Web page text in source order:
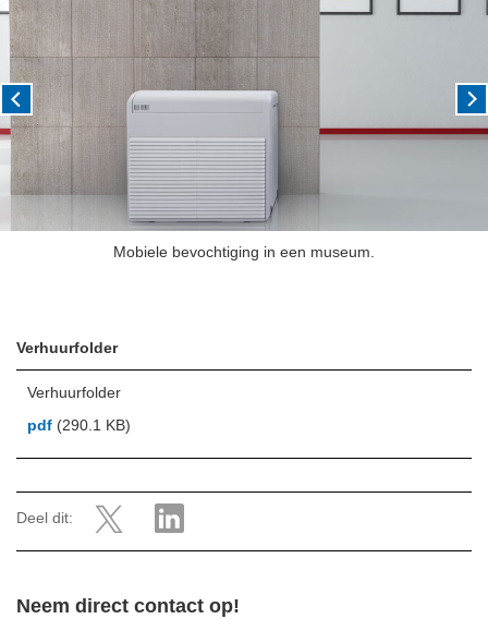
Mobiele bevochtiging in een museum.
Verhuurfolder
Verhuurfolder
pdf (290.1 KB)
Deel dit:
Neem direct contact op!